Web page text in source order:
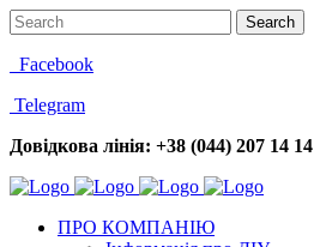
Facebook
Telegram
Довідкова лінія: +38 (044) 207 14 14
ПРО КОМПАНІЮ